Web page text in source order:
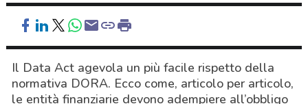
Il Data Act agevola un più facile rispetto della
normativa DORA. Ecco come, articolo per articolo,
le entità finanziarie devono adempiere all’obbligo